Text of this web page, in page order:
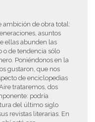
ambición de obra total:
asuntos
ellas abunden las
o de tendencia sólo
Poniéndonos en la
gustaron, que nos
de enciclopedias
trataremos, dos
podría
del último siglo
revistas literarias. En